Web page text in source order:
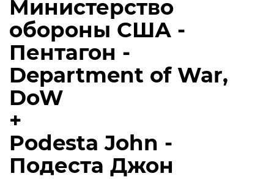
Министерство
обороны США -
Пентагон -
Department of War,
DoW
+
Podesta John -
Подеста Джон